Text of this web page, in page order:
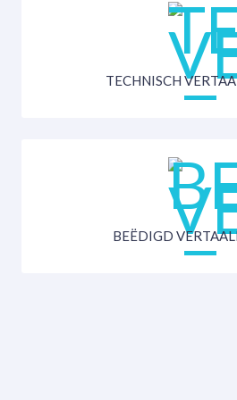
TECHNISCH
BEËDIGD